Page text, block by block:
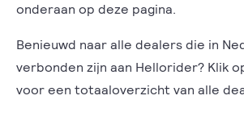
onderaan op deze pagina.
Benieuwd naar alle dealers die in
verbonden zijn aan Hellorider? Klik
voor een totaaloverzicht van alle